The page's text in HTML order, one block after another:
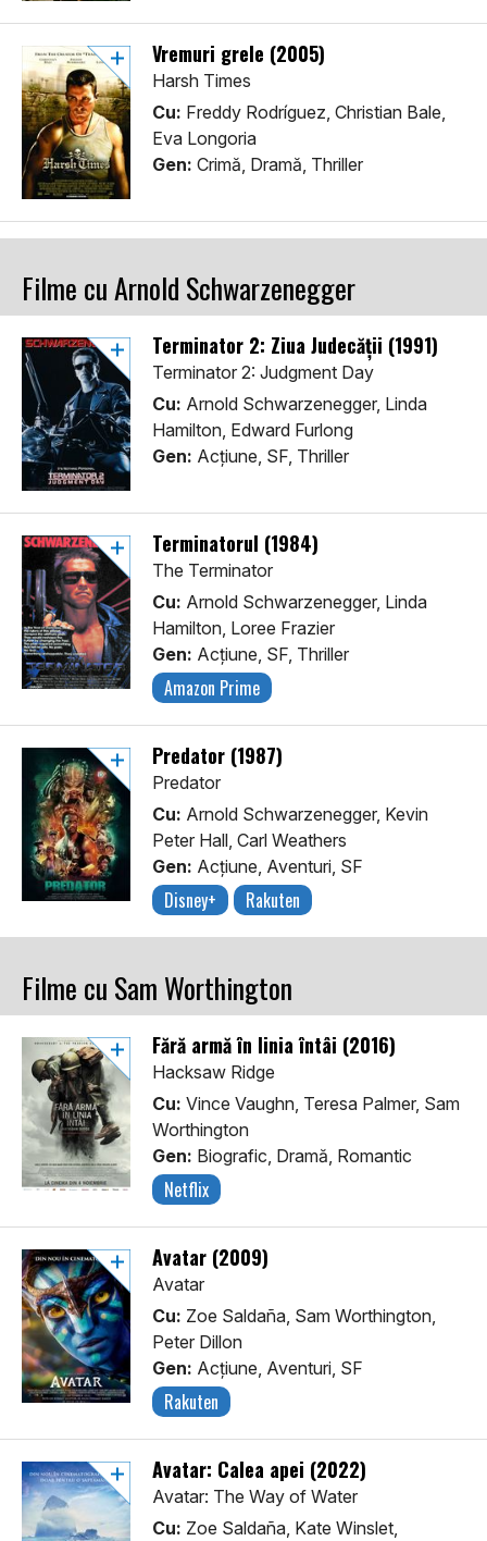
Vremuri grele (2005)
Harsh Times
Cu: Freddy Rodríguez, Christian Bale,
Eva Longoria
Gen: Crimă, Dramă, Thriller
Filme cu Arnold Schwarzenegger
Terminator 2: Ziua Judecății (1991)
Terminator 2: Judgment Day
Cu: Arnold Schwarzenegger, Linda
Hamilton, Edward Furlong
Gen: Acţiune, SF, Thriller
Terminatorul (1984)
The Terminator
Cu: Arnold Schwarzenegger, Linda
Hamilton, Loree Frazier
Gen: Acţiune, SF, Thriller
Amazon Prime
Predator (1987)
Predator
Cu: Arnold Schwarzenegger, Kevin
Peter Hall, Carl Weathers
Gen: Acţiune, Aventuri, SF
Disney+ Rakuten
Filme cu Sam Worthington
Fără armă în linia întâi (2016)
Hacksaw Ridge
Cu: Vince Vaughn, Teresa Palmer, Sam
Worthington
Gen: Biografic, Dramă, Romantic
Netflix
Avatar (2009)
Avatar
Cu: Zoe Saldaña, Sam Worthington,
Peter Dillon
Gen: Acţiune, Aventuri, SF
Rakuten
Avatar: Calea apei (2022)
Avatar: The Way of Water
Cu: Zoe Saldaña, Kate Winslet,